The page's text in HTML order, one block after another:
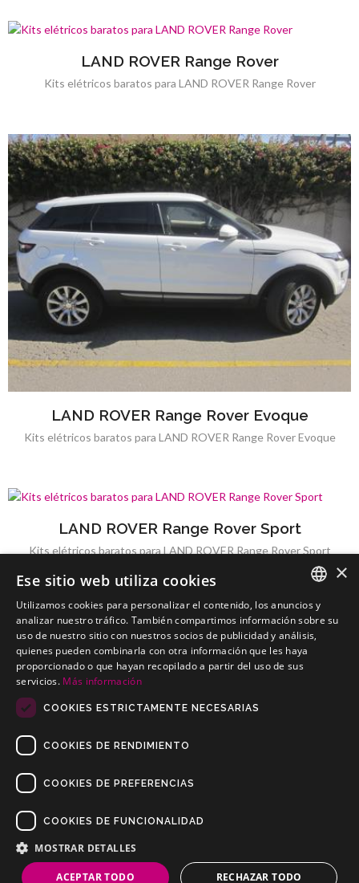
LAND ROVER Range Rover
Kits elétricos baratos para LAND ROVER Range Rover
LAND ROVER Range Rover Evoque
Kits elétricos baratos para LAND ROVER Range Rover Evoque
LAND ROVER Range Rover Sport
Kits elétricos baratos para LAND ROVER Range Rover Sport
LAND ROVER Range Rover Velar
Kits elétricos baratos para LAND ROVER Range Rover Velar
Copyrights © 2019 Todos os direitos reservados Dilusur, S.L.
Condições de venda /
Política de privacidade
/Política de Cookies
SPANISH
PORTUGUESE
×
Ese sitio web utiliza cookies
Utilizamos cookies para personalizar el contenido, los anuncios y
analizar nuestro tráfico. También compartimos información sobre su
uso de nuestro sitio con nuestros socios de publicidad y análisis,
quienes pueden combinarla con otra información que les haya
proporcionado o que hayan recopilado a partir del uso de sus
servicios. Más información
COOKIES ESTRICTAMENTE NECESARIAS
COOKIES DE RENDIMIENTO
COOKIES DE PREFERENCIAS
COOKIES DE FUNCIONALIDAD
MOSTRAR DETALLES
ACEPTAR TODO RECHAZAR TODO